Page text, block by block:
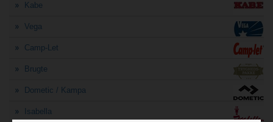
Kabe
Vega
Camp-Let
Brugte
Dometic / Kampa
Isabella